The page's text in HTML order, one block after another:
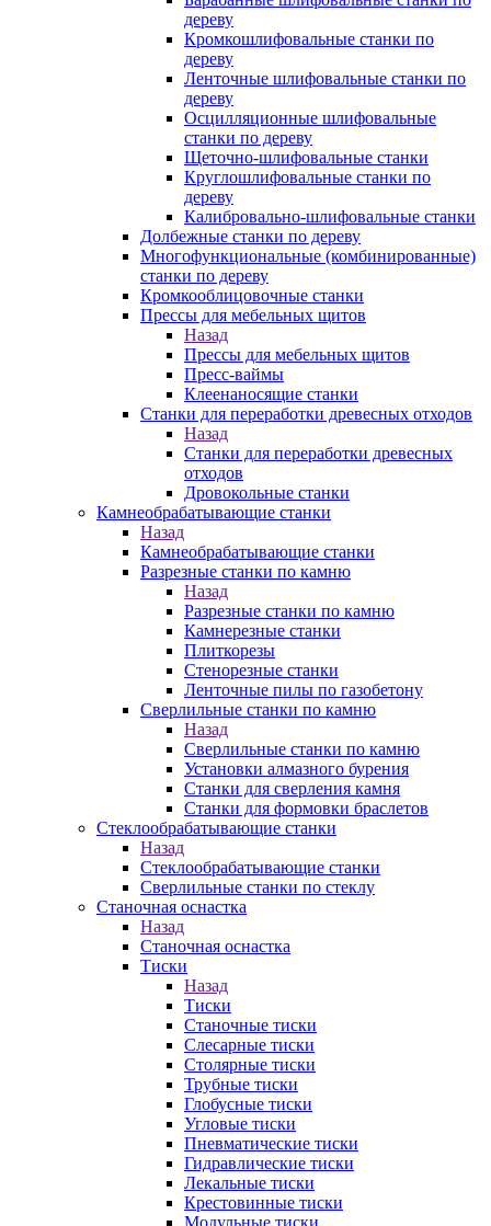
дереву
Кромкошлифовальные станки по
дереву
Ленточные шлифовальные станки по
дереву
Осцилляционные шлифовальные
станки по дереву
Щеточно-шлифовальные станки
Круглошлифовальные станки по
дереву
Калибровально-шлифовальные станки
Долбежные станки по дереву
Многофункциональные (комбинированные)
станки по дереву
Кромкооблицовочные станки
Прессы для мебельных щитов
Назад
Прессы для мебельных щитов
Пресс-ваймы
Клеенаносящие станки
Станки для переработки древесных отходов
Назад
Станки для переработки древесных
отходов
Дровокольные станки
Камнеобрабатывающие станки
Назад
Камнеобрабатывающие станки
Разрезные станки по камню
Назад
Разрезные станки по камню
Камнерезные станки
Плиткорезы
Стенорезные станки
Ленточные пилы по газобетону
Сверлильные станки по камню
Назад
Сверлильные станки по камню
Установки алмазного бурения
Станки для сверления камня
Станки для формовки браслетов
Стеклообрабатывающие станки
Назад
Стеклообрабатывающие станки
Сверлильные станки по стеклу
Станочная оснастка
Назад
Станочная оснастка
Тиски
Назад
Тиски
Станочные тиски
Слесарные тиски
Столярные тиски
Трубные тиски
Глобусные тиски
Угловые тиски
Пневматические тиски
Гидравлические тиски
Лекальные тиски
Крестовинные тиски
Модульные тиски